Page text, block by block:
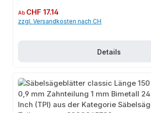
Regulärer Preis:
Ab CHF 17.14
zzgl. Versandkosten nach CH
Details